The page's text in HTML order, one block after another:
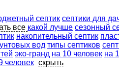
септик септики для
все какой лучше сезонный
накопительный септик
вод типы септиков
эко-гранд на 10 человек на
человек скрыть